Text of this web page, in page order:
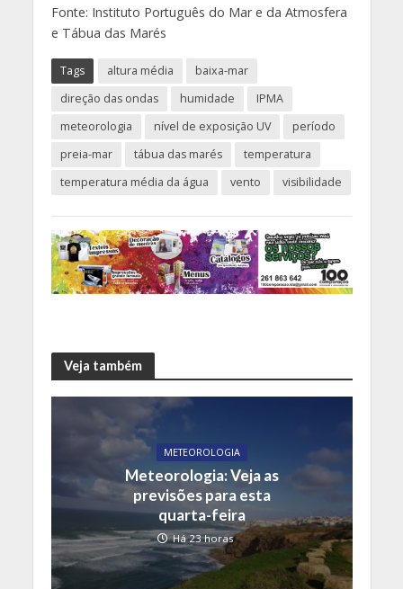
Fonte: Instituto Português do Mar e da Atmosfera
e Tábua das Marés
Tags altura média
baixa-mar
direção das ondas
humidade
IPMA
meteorologia
nível de exposição UV
período
preia-mar
tábua das marés
temperatura
temperatura média da água
vento visibilidade
Veja também
METEOROLOGIA
Meteorologia: Veja as
previsões para esta
quarta-feira
Há 23 horas